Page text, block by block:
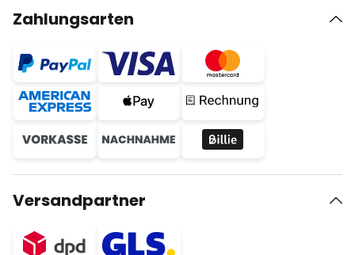
Zahlungsarten
Versandpartner